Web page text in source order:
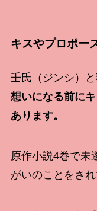
キスやプロポー
壬氏（ジンシ）
想いになる前に
あります。
原作小説4巻で未
がいのことをさ